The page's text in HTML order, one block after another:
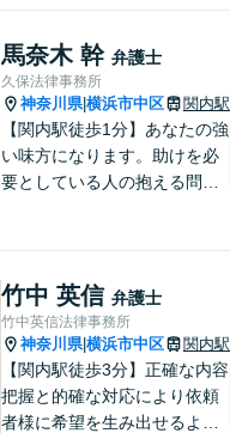
テラス案件も対応】【事案に
より分割払いも対応】
馬奈木 幹 弁護士
久保法律事務所
神奈川県|横浜市中区 関内駅
【関内駅徒歩1分】あなたの強
い味方になります。助けを必
要としている人の抱える問題
でいます。ぜひお気軽にご相
談ください。
竹中 英信 弁護士
竹中英信法律事務所
神奈川県|横浜市中区 関内駅
【関内駅徒歩3分】正確な内容
把握と的確な対応により依頼
者様に希望を生み出せるよう